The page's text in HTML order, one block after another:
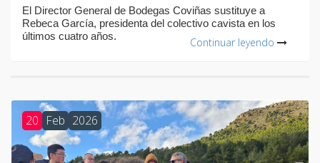
El Director General de Bodegas Coviñas sustituye a
Rebeca García, presidenta del colectivo cavista en los
últimos cuatro años.
Continuar leyendo
20 Feb 2026